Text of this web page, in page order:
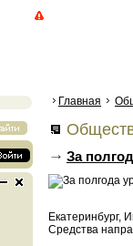
Главная
За
Екатеринбург,
Средства